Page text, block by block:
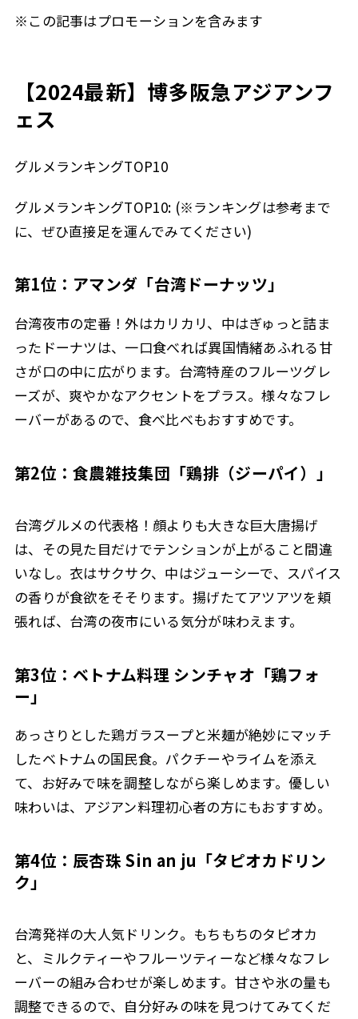
※この記事はプロモーションを含みます
【2024最新】博多阪急アジアンフ
ェス
グルメランキングTOP10
グルメランキングTOP10: (※ランキングは参考まで
に、ぜひ直接足を運んでみてください)
第1位：アマンダ「台湾ドーナッツ」
台湾夜市の定番！外はカリカリ、中はぎゅっと詰ま
ったドーナツは、一口食べれば異国情緒あふれる甘
さが口の中に広がります。台湾特産のフルーツグレ
ーズが、爽やかなアクセントをプラス。様々なフレ
ーバーがあるので、食べ比べもおすすめです。
第2位：食農雑技集団「鶏排（ジーパイ）」
台湾グルメの代表格！顔よりも大きな巨大唐揚げ
は、その見た目だけでテンションが上がること間違
いなし。衣はサクサク、中はジューシーで、スパイス
の香りが食欲をそそります。揚げたてアツアツを頬
張れば、台湾の夜市にいる気分が味わえます。
第3位：ベトナム料理 シンチャオ「鶏フォ
ー」
あっさりとした鶏ガラスープと米麺が絶妙にマッチ
したベトナムの国民食。パクチーやライムを添え
て、お好みで味を調整しながら楽しめます。優しい
味わいは、アジアン料理初心者の方にもおすすめ。
第4位：辰杏珠 Sin an ju「タピオカドリン
ク」
台湾発祥の大人気ドリンク。もちもちのタピオカ
と、ミルクティーやフルーツティーなど様々なフレ
ーバーの組み合わせが楽しめます。甘さや氷の量も
調整できるので、自分好みの味を見つけてみてくだ